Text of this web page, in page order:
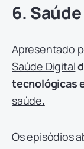
6.
Apresentado
Saúde Digital
tecnológicas
saúde.
Os episódios